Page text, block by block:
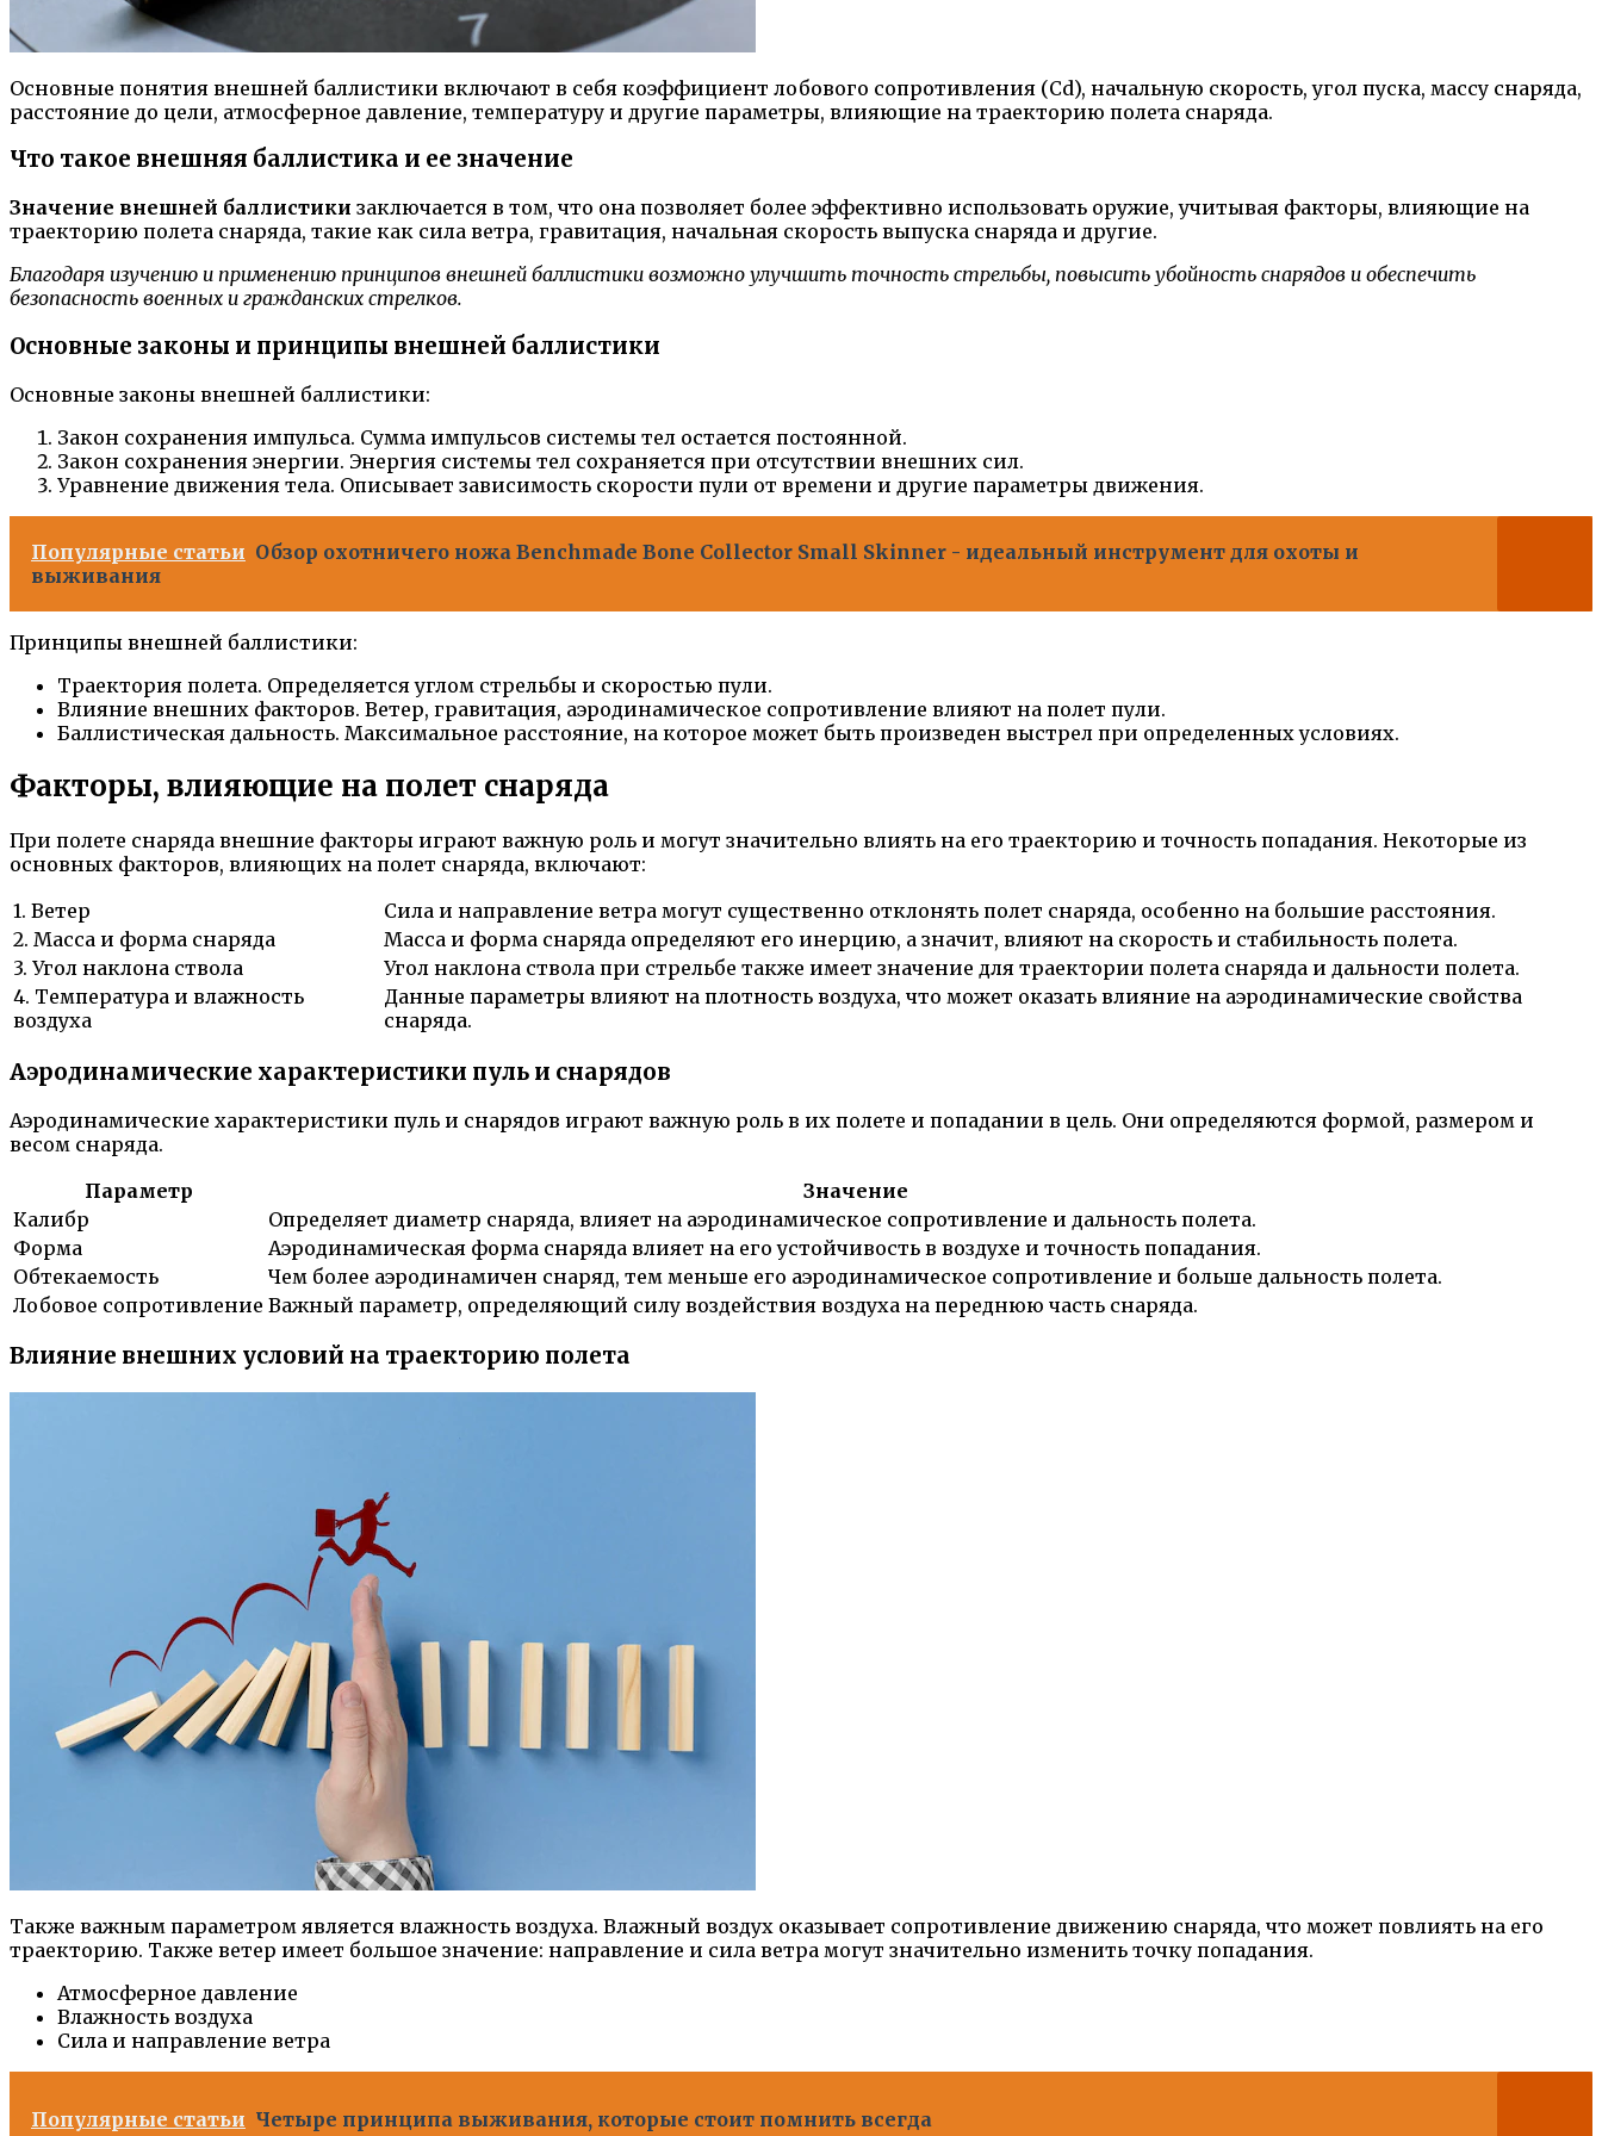
Основные понятия внешней баллистики включают в себя коэффициент лобового сопротивления (Cd), начальную скорость, угол пуска, массу снаряда,
расстояние до цели, атмосферное давление, температуру и другие параметры, влияющие на траекторию полета снаряда.
Что такое внешняя баллистика и ее значение
Значение внешней баллистики заключается в том, что она позволяет более эффективно использовать оружие, учитывая факторы, влияющие на
траекторию полета снаряда, такие как сила ветра, гравитация, начальная скорость выпуска снаряда и другие.
Благодаря изучению и применению принципов внешней баллистики возможно улучшить точность стрельбы, повысить убойность снарядов и обеспечить
безопасность военных и гражданских стрелков.
Основные законы и принципы внешней баллистики
Основные законы внешней баллистики:
Закон сохранения импульса. Сумма импульсов системы тел остается постоянной.
Закон сохранения энергии. Энергия системы тел сохраняется при отсутствии внешних сил.
Уравнение движения тела. Описывает зависимость скорости пули от времени и другие параметры движения.
Популярные статьи Обзор охотничего ножа Benchmade Bone Collector Small Skinner - идеальный инструмент для охоты и
выживания
Принципы внешней баллистики:
Траектория полета. Определяется углом стрельбы и скоростью пули.
Влияние внешних факторов. Ветер, гравитация, аэродинамическое сопротивление влияют на полет пули.
Баллистическая дальность. Максимальное расстояние, на которое может быть произведен выстрел при определенных условиях.
Факторы, влияющие на полет снаряда
При полете снаряда внешние факторы играют важную роль и могут значительно влиять на его траекторию и точность попадания. Некоторые из
основных факторов, влияющих на полет снаряда, включают:
1. Ветер
Сила и направление ветра могут существенно отклонять полет снаряда, особенно на большие расстояния.
2. Масса и форма снаряда
Масса и форма снаряда определяют его инерцию, а значит, влияют на скорость и стабильность полета.
3. Угол наклона ствола
Угол наклона ствола при стрельбе также имеет значение для траектории полета снаряда и дальности полета.
4. Температура и влажность
воздуха
Данные параметры влияют на плотность воздуха, что может оказать влияние на аэродинамические свойства
снаряда.
Аэродинамические характеристики пуль и снарядов
Аэродинамические характеристики пуль и снарядов играют важную роль в их полете и попадании в цель. Они определяются формой, размером и
весом снаряда.
Параметр
Значение
Калибр
Определяет диаметр снаряда, влияет на аэродинамическое сопротивление и дальность полета.
Форма
Аэродинамическая форма снаряда влияет на его устойчивость в воздухе и точность попадания.
Обтекаемость
Чем более аэродинамичен снаряд, тем меньше его аэродинамическое сопротивление и больше дальность полета.
Лобовое сопротивление Важный параметр, определяющий силу воздействия воздуха на переднюю часть снаряда.
Влияние внешних условий на траекторию полета
Также важным параметром является влажность воздуха. Влажный воздух оказывает сопротивление движению снаряда, что может повлиять на его
траекторию. Также ветер имеет большое значение: направление и сила ветра могут значительно изменить точку попадания.
Атмосферное давление
Влажность воздуха
Сила и направление ветра
Популярные статьи Четыре принципа выживания, которые стоит помнить всегда